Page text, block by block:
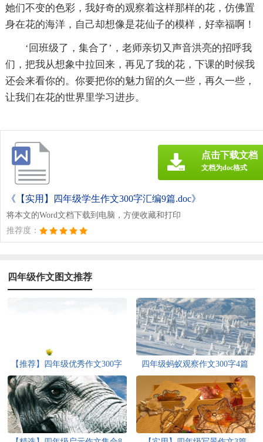
她们不变的色彩，我好奇的观察着这样那样的花，仿佛置
身在花的海洋，自己却想像是花仙子的模样，好幸福啊！
‘回班级了，集合了’，老师亲切又声音洪亮的招呼我
们，把我从想象中拉回来，再见了我的花，下课的时候我
还会来看你的。你要把你的魅力留的久一些，再久一些，
让我们在花的世界里学习进步。
《【实用】四年级学生作文300字汇编9篇.doc》
将本文的Word文档下载到电脑，方便收藏和打印
推荐度：
点击下载文档
文档为doc格式
四年级作文图文推荐
【推荐】四年级优秀作文300字
汇编9篇
四年级蚂蚁观察作文300字4篇